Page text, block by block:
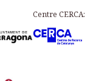
Centre CERCA: